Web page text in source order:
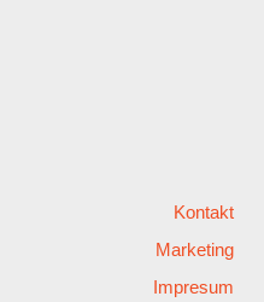
Kontakt
Marketing
Impresum